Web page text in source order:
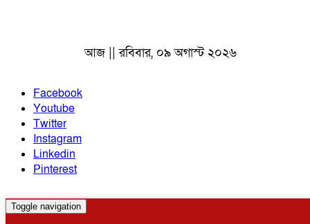
আজ || রবিবার, ০৯ অগাস্ট ২০২৬
Facebook
Youtube
Twitter
Instagram
Linkedin
Pinterest
Toggle navigation